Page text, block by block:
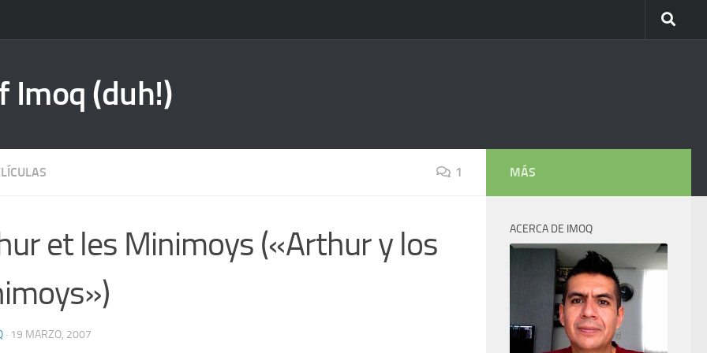
Imoq (duh!)
1
et les Minimoys («Arthur y los
· 19 MARZO, 2007
MÁS
ACERCA DE IMOQ